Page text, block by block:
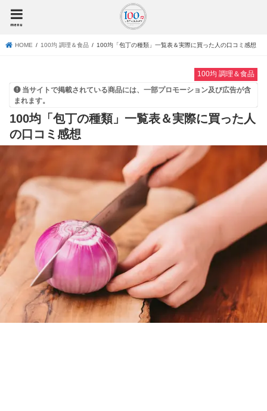
menu
HOME 100均 調理＆食品 100均「包丁の種類」一覧表＆実際に買った人の口コミ感想
100均 調理＆食品
当サイトで掲載されている商品には、一部プロモーション及び広告が含
まれます。
100均「包丁の種類」一覧表＆実際に買った人
の口コミ感想